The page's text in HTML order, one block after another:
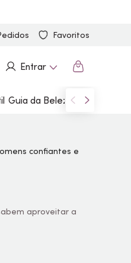
Favoritos
Entrar
Guia da Beleza Marcas
aproveitar a